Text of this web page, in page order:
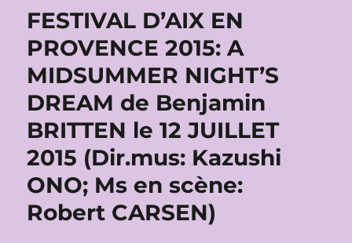
FESTIVAL D’AIX EN
PROVENCE 2015: A
MIDSUMMER NIGHT’S
DREAM de Benjamin
BRITTEN le 12 JUILLET
2015 (Dir.mus: Kazushi
ONO; Ms en scène:
Robert CARSEN)